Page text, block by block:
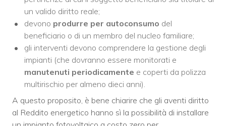
un valido diritto reale;
devono produrre per autoconsumo del
beneficiario o di un membro del nucleo familiare;
gli interventi devono comprendere la gestione degli
impianti (che dovranno essere monitorati e
manutenuti periodicamente e coperti da polizza
multirischio per almeno dieci anni).
A questo proposito, è bene chiarire che gli aventi diritto
al Reddito energetico hanno sì la possibilità di installare